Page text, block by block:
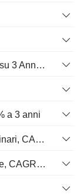
Utili da Operazioni Continue, CAGR su 3 Anni %
a 3 anni
EPS diluito prima di elementi straordinari, CAGR su 3 anni %
Proprietà netta, impianti e attrezzature, CAGR su 3 anni %